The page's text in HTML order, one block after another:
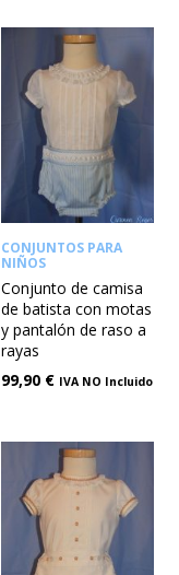
CONJUNTOS PARA
NIÑOS
Conjunto de camisa
de batista con motas
y pantalón de raso a
rayas
99,90 € IVA NO Incluido